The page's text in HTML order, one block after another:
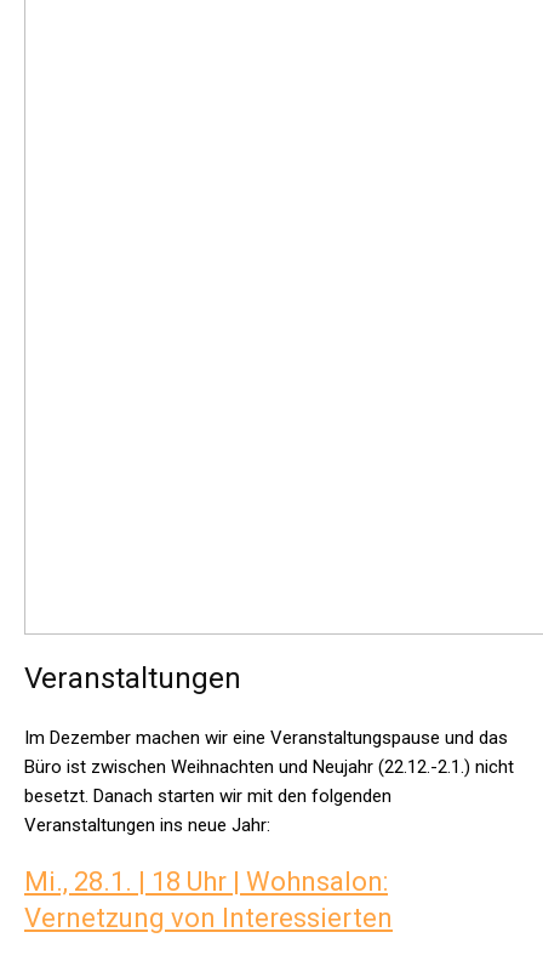
Veranstaltungen
Im Dezember machen wir eine Veranstaltungspause und das
Büro ist zwischen Weihnachten und Neujahr (22.12.-2.1.) nicht
besetzt. Danach starten wir mit den folgenden
Veranstaltungen ins neue Jahr:
Mi., 28.1. | 18 Uhr | Wohnsalon:
Vernetzung von Interessierten